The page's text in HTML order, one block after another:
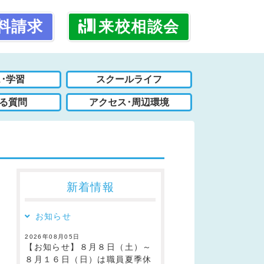
請求 来校相談会
学習 スクールライフ
質問 アクセス･周辺環境
新着情報
お知らせ
2026年08月05日
【お知らせ】８月８日（土）～
８月１６日（日）は職員夏季休